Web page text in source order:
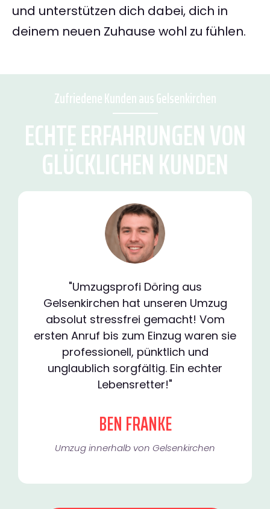
und unterstützen dich dabei, dich in
deinem neuen Zuhause wohl zu fühlen.
Zufriedene Kunden aus Gelsenkirchen
ECHTE ERFAHRUNGEN VON
GLÜCKLICHEN KUNDEN
"Umzugsprofi Döring aus
Gelsenkirchen hat unseren Umzug
absolut stressfrei gemacht! Vom
ersten Anruf bis zum Einzug waren sie
professionell, pünktlich und
unglaublich sorgfältig. Ein echter
Lebensretter!"
BEN FRANKE
Umzug innerhalb von Gelsenkirchen​